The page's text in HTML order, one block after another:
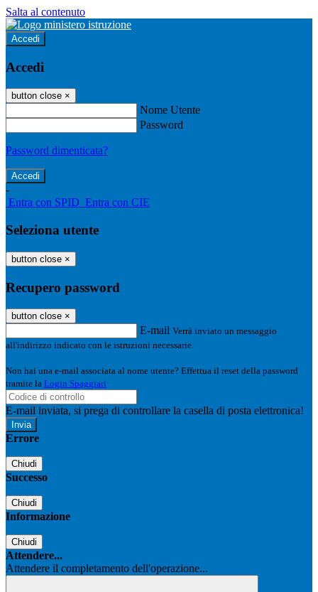
Salta al contenuto
Accedi
Accedi
button close ×
Nome Utente
Password
Password dimenticata?
-
Entra con SPID Entra con CIE
Seleziona utente
button close ×
Recupero password
button close ×
E-mail Verrà inviato un messaggio
all'indirizzo indicato con le istruzioni necessarie.
Non hai una e-mail associata al nome utente? Effettua il reset della password
tramite la Login Spaggiari
E-mail inviata, si prega di controllare la casella di posta elettronica!
Errore
Chiudi
Successo
Chiudi
Informazione
Chiudi
Attendere...
Attendere il completamento dell'operazione...